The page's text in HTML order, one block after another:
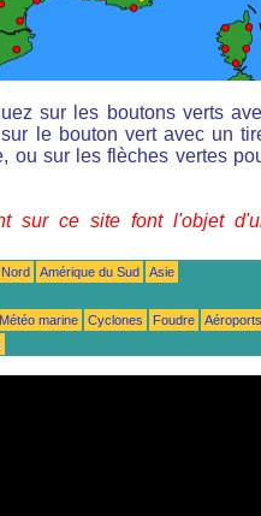
sur les boutons verts
le bouton vert avec un
ou sur les flèches vertes
sur ce site font l'objet
Amérique du Sud
Asie
Météo marine Cyclones Foudre
Aéroports